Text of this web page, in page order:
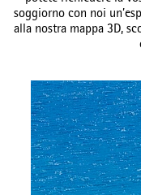
soggiorno con noi
alla nostra mappa 3D,